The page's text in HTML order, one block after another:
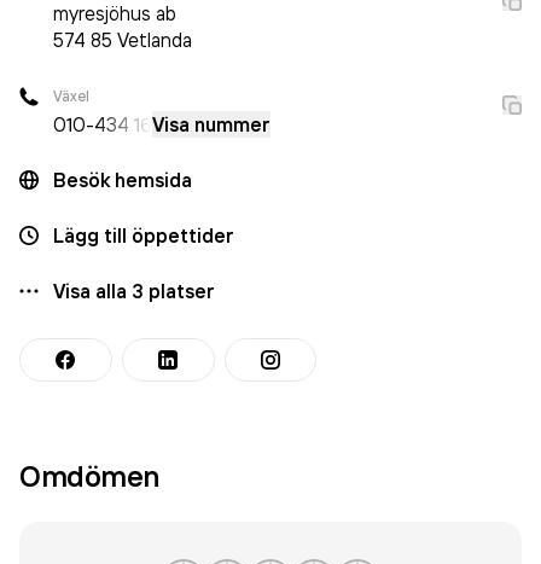
myresjöhus ab
574 85 Vetlanda
Växel
010-434 16 Visa nummer
Besök hemsida
Lägg till öppettider
Visa alla 3 platser
Omdömen